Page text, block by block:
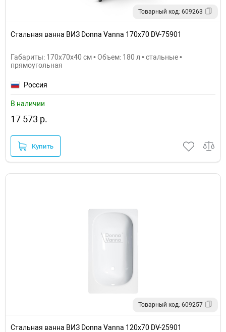
Товарный код: 609263
Стальная ванна ВИЗ Donna Vanna 170x70 DV-75901
Габариты: 170x70x40 см • Объем: 180 л • стальные •
прямоугольная
Россия
В наличии
17 573 р.
Купить
Товарный код: 609257
Стальная ванна ВИЗ Donna Vanna 120x70 DV-25901